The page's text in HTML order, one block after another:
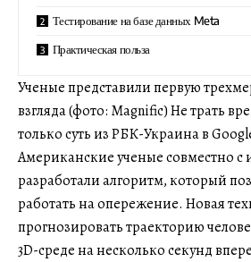
Тестирование на базе данных Meta
Практическая польза
Ученые представили первую
взгляда (фото: Magnific) Не трать
только суть из РБК-Украина в
Американские ученые совместно
разработали алгоритм, который
работать на опережение. Новая
прогнозировать траекторию
3D-среде на несколько секунд